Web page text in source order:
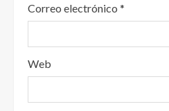
Correo electrónico *
Web